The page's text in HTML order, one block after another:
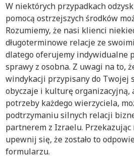
W niektórych przypadkach
pomocą ostrzejszych środków
Rozumiemy, że nasi klienci
długoterminowe relacje ze
dlatego oferujemy indywidualne
sprawy z osobna. Z uwagi na to,
windykacji przypisany do Twojej
obyczaje i kulturę organizacyjną,
potrzeby każdego wierzyciela,
podtrzymaniu silnych relacji
partnerem z Izraelu. Przekazując
upewnij się, że zostało to
formularzu.